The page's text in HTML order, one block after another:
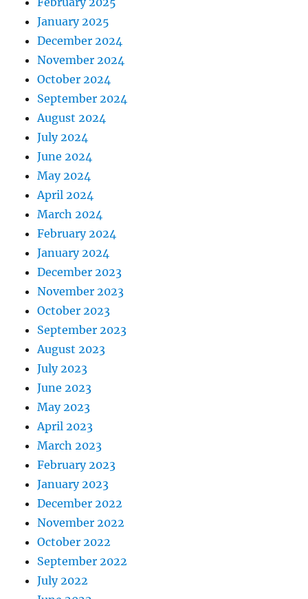
January 2025
December 2024
November 2024
October 2024
September 2024
August 2024
July 2024
June 2024
May 2024
April 2024
March 2024
February 2024
January 2024
December 2023
November 2023
October 2023
September 2023
August 2023
July 2023
June 2023
May 2023
April 2023
March 2023
February 2023
January 2023
December 2022
November 2022
October 2022
September 2022
July 2022